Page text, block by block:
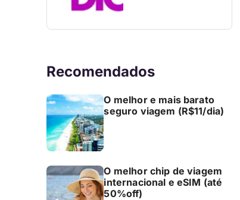
Recomendados
O melhor e mais barato
seguro viagem (R$11/dia)
O melhor chip de viagem
internacional e eSIM (até
50%off)